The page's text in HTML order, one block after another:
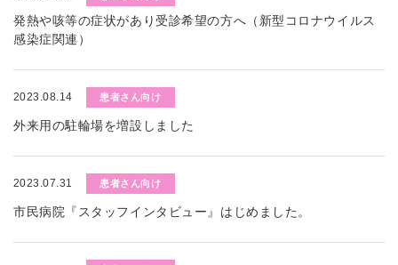
発熱や咳等の症状があり受診希望の方へ（新型コロナウイルス
感染症関連）
2023.08.14 患者さん向け
外来用の駐輪場を増設しました
2023.07.31 患者さん向け
市民病院『スタッフインタビュー』はじめました。